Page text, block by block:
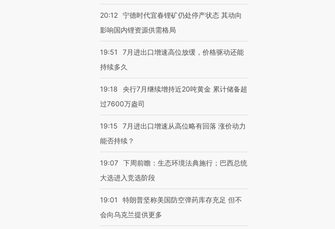
20:12 宁德时代宜春锂矿仍处停产状态 其动向
影响国内锂资源供需格局
19:51
7月进出口增速高位放缓，价格驱动还能
持续多久
19:18
央行7月继续增持近20吨黄金 累计储备超
过7600万盎司
19:15
7月进出口增速从高位略有回落 涨价动力
能否持续？
19:07 下周前瞻：生态环境法典施行；巴西总统
大选进入竞选阶段
19:01
特朗普坚称美国防空弹药库存充足 但不
会向乌克兰提供更多